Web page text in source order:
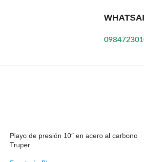
Playo de presión 10″ en acero al carbono
Truper